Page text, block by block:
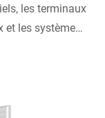
pour
les terminaux
et les systèmes
de
que la